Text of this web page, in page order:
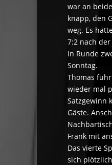
war an
knapp, den
weg. Es
7:2 nach
In Runde
Sonntag.
Thomas
wieder mal
Satzgewinn
Gäste.
Frank mit
Das vierte
sich